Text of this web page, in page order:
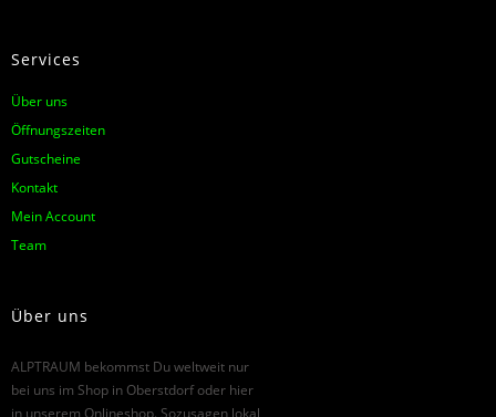
Services
Über uns
Öffnungszeiten
Gutscheine
Kontakt
Mein Account
Team
Über uns
ALPTRAUM bekommst Du weltweit nur
bei uns im Shop in Oberstdorf oder hier
in unserem Onlineshop. Sozusagen lokal